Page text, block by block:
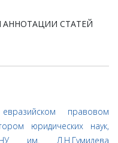
АННОТАЦИИ СТАТЕЙ
правовом
юридических наук,
им. Л.Н.Гумилева